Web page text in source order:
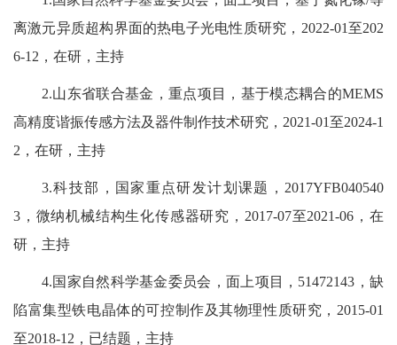
离激元异质超构界面的热电子光电性质研究，2022-01至202
6-12，在研，主持
2.山东省联合基金，重点项目，基于模态耦合的MEMS
高精度谐振传感方法及器件制作技术研究，2021-01至2024-1
2，在研，主持
3.科技部，国家重点研发计划课题，2017YFB040540
3，微纳机械结构生化传感器研究，2017-07至2021-06，在
研，主持
4.国家自然科学基金委员会，面上项目，51472143，缺
陷富集型铁电晶体的可控制作及其物理性质研究，2015-01
至2018-12，已结题，主持